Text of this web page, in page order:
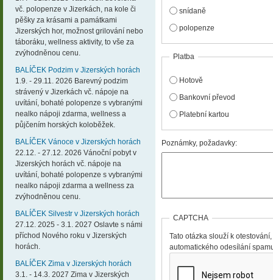
vč. polopenze v Jizerkách, na kole či
pěšky za krásami a památkami
Jizerských hor, možnost grilování nebo
táboráku, wellness aktivity, to vše za
zvýhodněnou cenu.
BALÍČEK Podzim v Jizerských horách
1.9. - 29.11. 2026 Barevný podzim
strávený v Jizerkách vč. nápoje na
uvítání, bohaté polopenze s vybranými
nealko nápoji zdarma, wellness a
půjčením horských koloběžek.
BALÍČEK Vánoce v Jizerských horách
22.12. - 27.12. 2026 Vánoční pobyt v
Jizerských horách vč. nápoje na
uvítání, bohaté polopenze s vybranými
nealko nápoji zdarma a wellness za
zvýhodněnou cenu.
BALÍČEK Silvestr v Jizerských horách
27.12. 2025 - 3.1. 2027 Oslavte s námi
příchod Nového roku v Jizerských
horách.
BALÍČEK Zima v Jizerských horách
3.1. - 14.3. 2027 Zima v Jizerských
snídaně
polopenze
Platba
Hotově
Bankovní převod
Platební kartou
Poznámky, požadavky:
CAPTCHA
Tato otázka slouží k
automatického odesílání